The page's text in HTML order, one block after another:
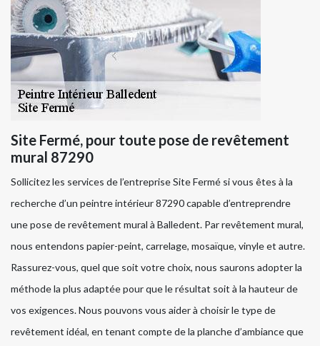
Site Fermé, pour toute pose de revêtement
mural 87290
Sollicitez les services de l’entreprise Site Fermé si vous êtes à la
recherche d’un peintre intérieur 87290 capable d’entreprendre
une pose de revêtement mural à Balledent. Par revêtement mural,
nous entendons papier-peint, carrelage, mosaïque, vinyle et autre.
Rassurez-vous, quel que soit votre choix, nous saurons adopter la
méthode la plus adaptée pour que le résultat soit à la hauteur de
vos exigences. Nous pouvons vous aider à choisir le type de
revêtement idéal, en tenant compte de la planche d’ambiance que